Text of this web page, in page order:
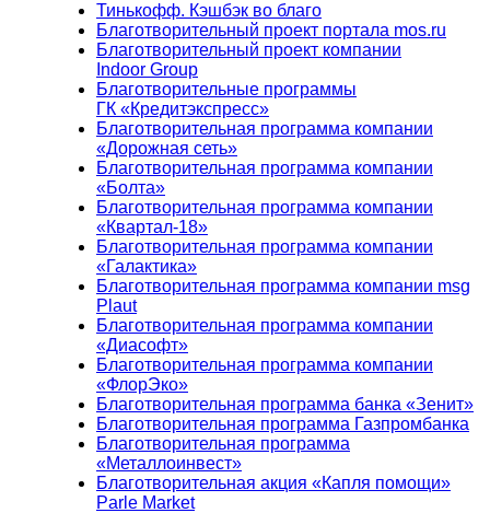
Тинькофф. Кэшбэк во благо
Благотворительный проект портала mos.ru
Благотворительный проект компании
Indoor Group
Благотворительные программы
ГК «Кредитэкспресс»
Благотворительная программа компании
«Дорожная сеть»
Благотворительная программа компании
«Болта»
Благотворительная программа компании
«Квартал-18»
Благотворительная программа компании
«Галактика»
Благотворительная программа компании msg
Plaut
Благотворительная программа компании
«Диасофт»
Благотворительная программа компании
«ФлорЭко»
Благотворительная программа банка «Зенит»
Благотворительная программа Газпромбанка
Благотворительная программа
«Металлоинвест»
Благотворительная акция «Капля помощи»
Parle Market